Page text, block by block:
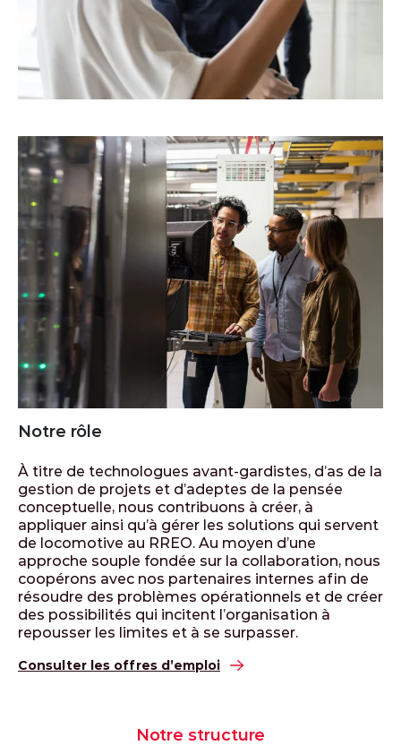
Notre rôle
À titre de technologues avant-gardistes, d’as de la
gestion de projets et d’adeptes de la pensée
conceptuelle, nous contribuons à créer, à
appliquer ainsi qu’à gérer les solutions qui servent
de locomotive au RREO. Au moyen d’une
approche souple fondée sur la collaboration, nous
coopérons avec nos partenaires internes afin de
résoudre des problèmes opérationnels et de créer
des possibilités qui incitent l’organisation à
repousser les limites et à se surpasser.
Consulter les offres d’emploi
Notre structure